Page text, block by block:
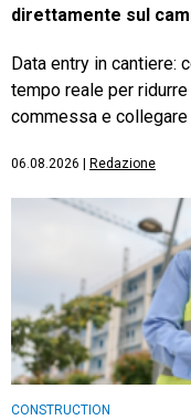
direttamente sul
Data entry in cantiere:
tempo reale per
commessa e
06.08.2026 | Redazione
CONSTRUCTION